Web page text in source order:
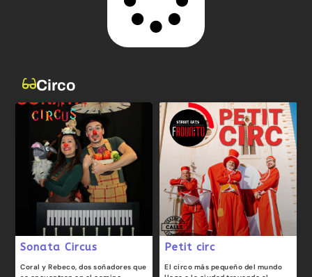
Circo
Sonata Circus
Coral y Rebeco, dos soñadores que
Petit circ
El circo más pequeño del mundo